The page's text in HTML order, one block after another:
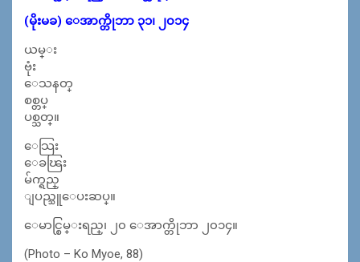
(မိုးမခ) ေအာက္တိုဘာ ၃၁၊ ၂၀၁၄
ယမ္း
ဗုံး
ေသနတ္
စစ္တပ္
ပစ္သတ္။
ေသြး
ေခၽြး
မ်က္ရည္
ျပည္သူေပးဆပ္။
ေမာင္စြမ္းရည္၊ ၂၀ ေအာက္တိုဘာ ၂၀၁၄။
(Photo – Ko Myoe, 88)